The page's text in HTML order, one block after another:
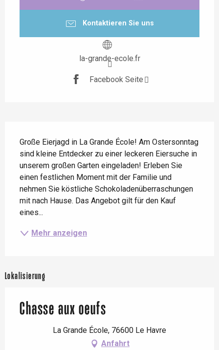
Kontaktieren Sie uns
la-grande-ecole.fr
Facebook Seite
Große Eierjagd in La Grande École! Am Ostersonntag
sind kleine Entdecker zu einer leckeren Eiersuche in
unserem großen Garten eingeladen! Erleben Sie
einen festlichen Moment mit der Familie und
nehmen Sie köstliche Schokoladenüberraschungen
mit nach Hause. Das Angebot gilt für den Kauf
eines...
Mehr anzeigen
Lokalisierung
Chasse aux oeufs
La Grande École, 76600 Le Havre
Anfahrt